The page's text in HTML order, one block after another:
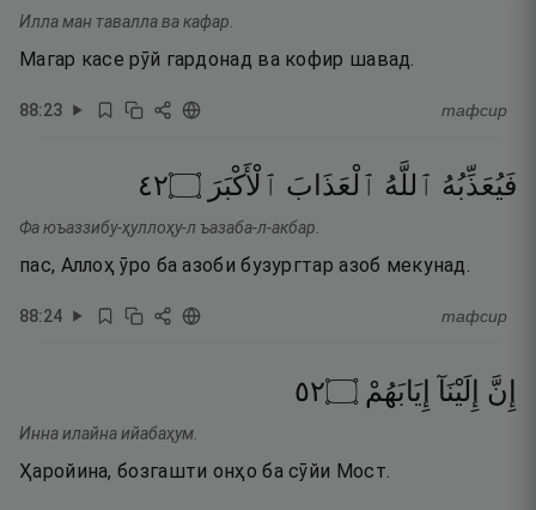
Илла ман тавалла ва кафар.
Магар касе рӯй гардонад ва кофир шавад.
88:23 тафсир
فَيُعَذِّبُهُ ٱللَّهُ ٱلْعَذَابَ ٱلْأَكْبَرَ ۝٢٤
Фа юъаззибу-ҳуллоҳу-л ъазаба-л-акбар.
пас, Аллоҳ ӯро ба азоби бузургтар азоб мекунад.
88:24 тафсир
إِنَّ إِلَيْنَآ إِيَابَهُمْ ۝٢٥
Инна илайна ийабаҳум.
Ҳаройина, бозгашти онҳо ба сӯйи Мост.